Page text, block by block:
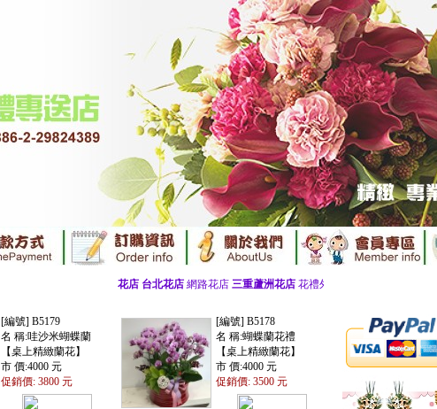
花店台北花店網路花店三重蘆洲花店花禮外送推薦 源砌花卉花禮提供
[編號] B5179
名 稱:哇沙米蝴蝶蘭
【桌上精緻蘭花】
市 價:4000 元
促銷價: 3800 元
[編號] B5178
名 稱:蝴蝶蘭花禮
【桌上精緻蘭花】
市 價:4000 元
促銷價: 3500 元